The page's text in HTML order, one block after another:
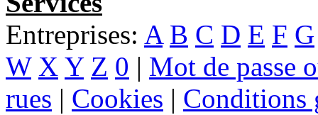
Entreprises: A B C D E F G
W X Y Z 0 | Mot de passe
rues | Cookies | Conditions